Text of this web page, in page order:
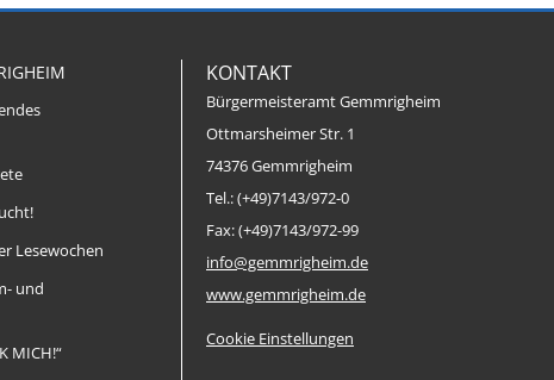
Lesewochen
und
MICH!“
KONTAKT
Bürgermeisteramt Gemmrigheim
Ottmarsheimer Str. 1
74376 Gemmrigheim
Tel.: (+49)7143/972-0
Fax: (+49)7143/972-99
info@gemmrigheim.de
www.gemmrigheim.de
Cookie Einstellungen